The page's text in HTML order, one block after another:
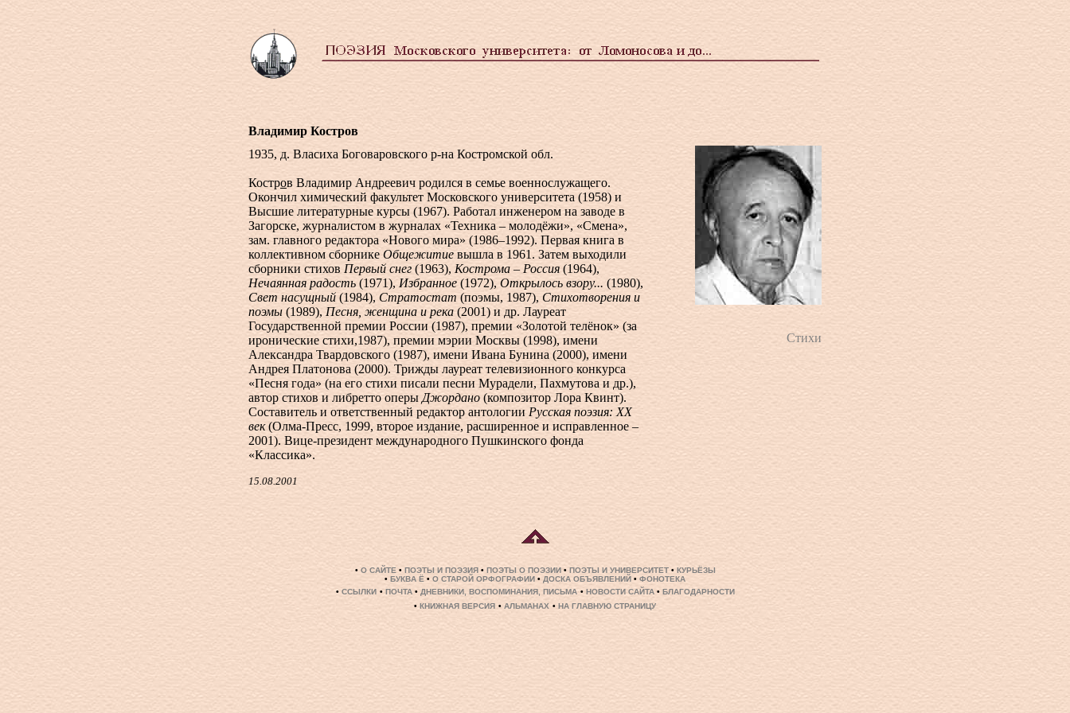
Владимир Костров
1935, д. Власиха Боговаровского р-на Костромской обл.
Костров Владимир Андреевич родился в семье военнослужащего.
Окончил химический факультет Московского университета (1958) и
Высшие литературные курсы (1967). Работал инженером на заводе в
Загорске, журналистом в журналах «Техника – молодёжи», «Смена»,
зам. главного редактора «Нового мира» (1986–1992). Первая книга в
коллективном сборнике Общежитие вышла в 1961. Затем выходили
сборники стихов Первый снег (1963), Кострома – Россия (1964),
Нечаянная радость (1971),Избранное(1972), Открылось взору... (1980),
Свет насущный (1984), Стратостат (поэмы, 1987), Стихотворения и
поэмы (1989), Песня, женщина и река (2001) и др. Лауреат
Государственной премии России (1987), премии «Золотой телёнок» (за
иронические стихи,1987), премии мэрии Москвы (1998), имени
Александра Твардовского (1987), имени Ивана Бунина (2000), имени
Андрея Платонова (2000). Трижды лауреат телевизионного конкурса
«Песня года» (на его стихи писали песни Мурадели, Пахмутова и др.),
автор стихов и либретто оперы Джордано (композитор Лора Квинт).
Составитель и ответственный редактор антологии Русская поэзия: ХХ
век(Олма-Пресс, 1999, второе издание, расширенное и исправленное –
2001). Вице-президент международного Пушкинского фонда
«Классика».
15.08.2001
Стихи